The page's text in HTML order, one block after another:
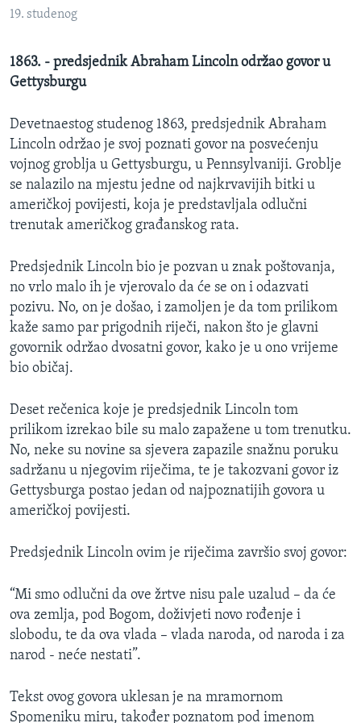
MAGAZIN
Learning English
PRATITE NAS
Jezici
19. studenog
1863. - predsjednik Abraham Lincoln održao govor u
Gettysburgu
Devetnaestog studenog 1863, predsjednik Abraham
Lincoln održao je svoj poznati govor na posvećenju
vojnog groblja u Gettysburgu, u Pennsylvaniji. Groblje
se nalazilo na mjestu jedne od najkrvavijih bitki u
američkoj povijesti, koja je predstavljala odlučni
trenutak američkog građanskog rata.
Predsjednik Lincoln bio je pozvan u znak poštovanja,
no vrlo malo ih je vjerovalo da će se on i odazvati
pozivu. No, on je došao, i zamoljen je da tom prilikom
kaže samo par prigodnih riječi, nakon što je glavni
govornik održao dvosatni govor, kako je u ono vrijeme
bio običaj.
Deset rečenica koje je predsjednik Lincoln tom
prilikom izrekao bile su malo zapažene u tom trenutku.
No, neke su novine sa sjevera zapazile snažnu poruku
sadržanu u njegovim riječima, te je takozvani govor iz
Gettysburga postao jedan od najpoznatijih govora u
američkoj povijesti.
Predsjednik Lincoln ovim je riječima završio svoj govor:
“Mi smo odlučni da ove žrtve nisu pale uzalud – da će
ova zemlja, pod Bogom, doživjeti novo rođenje i
slobodu, te da ova vlada – vlada naroda, od naroda i za
narod - neće nestati”.
Tekst ovog govora uklesan je na mramornom
Spomeniku miru, također poznatom pod imenom